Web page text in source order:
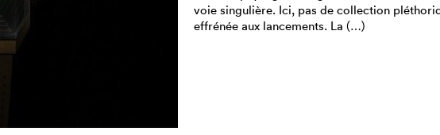
voie singulière. Ici, pas de collection
effrénée aux lancements. La (…)